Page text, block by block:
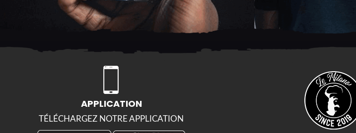
APPLICATION
TÉLÉCHARGEZ NOTRE APPLICATION